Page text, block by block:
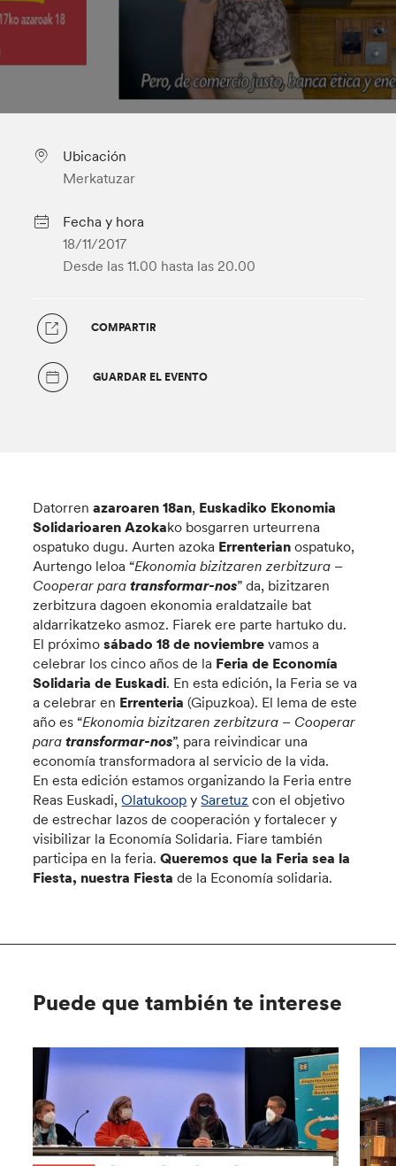
Ubicación
Merkatuzar
Fecha y hora
18/11/2017
Desde las 11.00 hasta las 20.00
COMPARTIR
GUARDAR EL EVENTO
Datorrenazaroaren 18an, Euskadiko Ekonomia
Solidarioaren Azokako bosgarren urteurrena
ospatuko dugu. Aurten azoka Errenterian ospatuko,
Aurtengo leloa “Ekonomia bizitzaren zerbitzura –
Cooperar paratransformar-nos” da, bizitzaren
zerbitzura dagoen ekonomia eraldatzaile bat
aldarrikatzeko asmoz. Fiarek ere parte hartuko du.
El próximosábado 18 de noviembre vamos a
celebrar los cinco años de la Feria de Economía
Solidaria de Euskadi. En esta edición, la Feria se va
a celebrar en Errenteria (Gipuzkoa). El lema de este
año es “Ekonomia bizitzaren zerbitzura – Cooperar
paratransformar-nos”, para reivindicar una
economía transformadora al servicio de la vida.
En esta edición estamos organizando la Feria entre
Reas Euskadi,Olatukoop ySaretuz con el objetivo
de estrechar lazos de cooperación y fortalecer y
visibilizar la Economía Solidaria. Fiare también
participa en la feria. Queremos que la Feria sea la
Fiesta, nuestra Fiesta de la Economía solidaria.
Puede que también te interese